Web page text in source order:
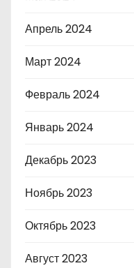
Апрель 2024
Март 2024
Февраль 2024
Январь 2024
Декабрь 2023
Ноябрь 2023
Октябрь 2023
Август 2023